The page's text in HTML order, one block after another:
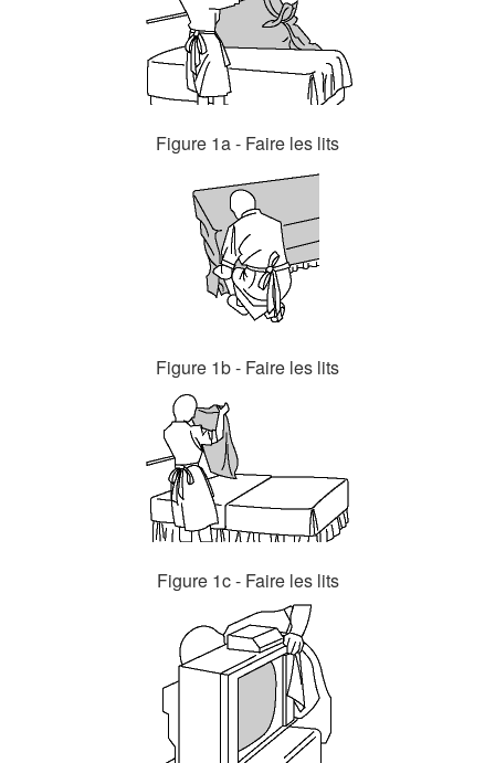
Figure 1a - Faire les lits
Figure 1b - Faire les lits
Figure 1c - Faire les lits